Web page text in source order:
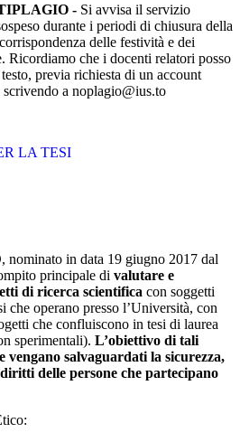
- Si avvisa il servizio
durante i periodi di chiusura della
delle festività e dei
Ricordiamo che i docenti relatori posso
previa richiesta di un account
a noplagio@ius.to
LA TESI
in data 19 giugno 2017 dal
principale di valutare e
di ricerca scientifica con soggetti
che operano presso l’Università, con
che confluiscono in tesi di laurea
sperimentali). L’obiettivo di tali
vengano salvaguardati la sicurezza,
delle persone che partecipano